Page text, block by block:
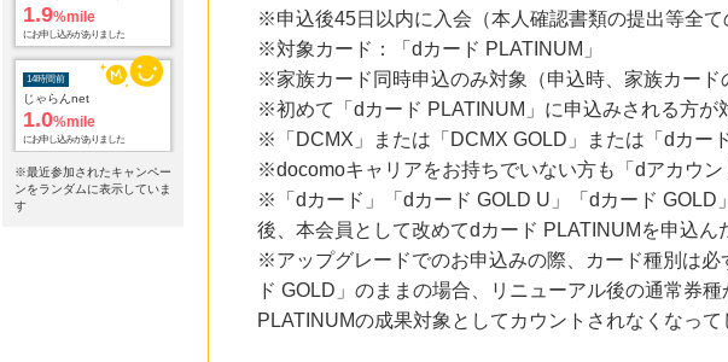
14時間前
じゃらんnet
1.0%mile
にお申し込みがありました
14時間前
国内最大級の総合電子書籍ストア ブックライブ
3.0%mile
にお申し込みがありました
※最近参加されたキャンペー
ンをランダムに表示していま
す
※申込後45日以内に入会（本人確認書類の提出等全て
※対象カード：「dカード PLATINUM」
※家族カード同時申込のみ対象（申込時、家族カード
※初めて「dカード PLATINUM」に申込みされる方が
※「DCMX」または「DCMX GOLD」または「dカー
※docomoキャリアをお持ちでいない方も「dアカウン
※「dカード」「dカード GOLD U」「dカード
後、本会員として改めてdカード PLATINUMを申込ん
※アップグレードでのお申込みの際、カード種別は
ド GOLD」のままの場合、リニューアル後の通常券
PLATINUMの成果対象としてカウントされなくなっ